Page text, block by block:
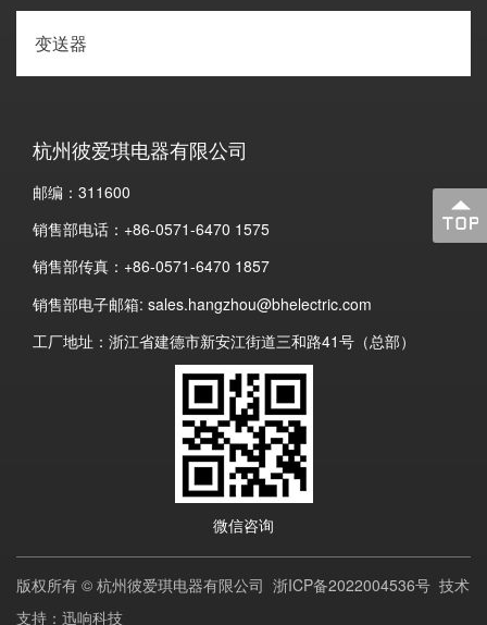
变送器
杭州彼爱琪电器有限公司
邮编：311600
销售部电话：+86-0571-6470 1575
销售部传真：+86-0571-6470 1857
销售部电子邮箱: sales.hangzhou@bhelectric.com
工厂地址：浙江省建德市新安江街道三和路41号（总部）
微信咨询
版权所有 © 杭州彼爱琪电器有限公司 浙ICP备2022004536号 技术
支持：迅响科技